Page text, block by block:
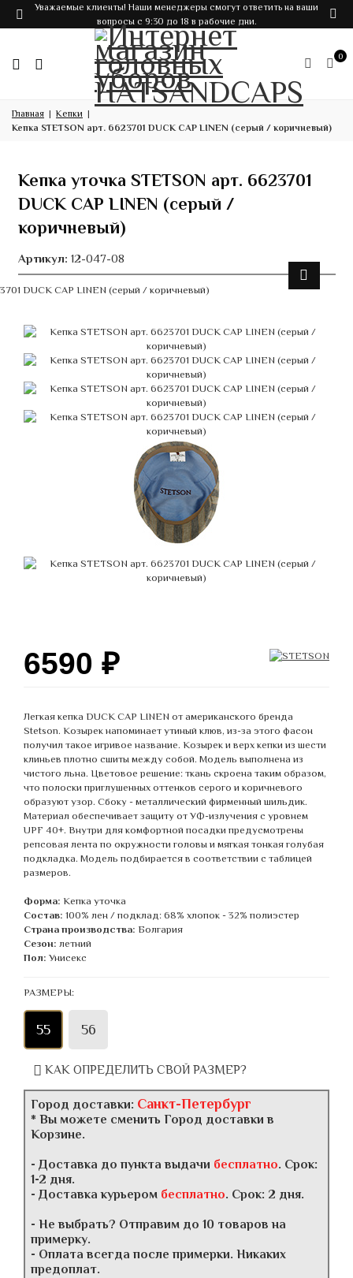
Уважаемые клиенты! Наши менеджеры смогут ответить на ваши
вопросы с 9:30 до 18 в рабочие дни.
0
Главная
Кепки
Кепка STETSON арт. 6623701 DUCK CAP LINEN (серый / коричневый)
Кепка уточка STETSON арт. 6623701
DUCK CAP LINEN (серый /
коричневый)
Артикул: 12-047-08
6590 ₽
Легкая кепка DUCK CAP LINEN от американского бренда
Stetson. Козырек напоминает утиный клюв, из-за этого фасон
получил такое игривое название. Козырек и верх кепки из шести
клиньев плотно сшиты между собой. Модель выполнена из
чистого льна. Цветовое решение: ткань скроена таким образом,
что полоски приглушенных оттенков серого и коричневого
образуют узор. Сбоку - металлический фирменный шильдик.
Материал обеспечивает защиту от УФ-излучения с уровнем
UPF 40+. Внутри для комфортной посадки предусмотрены
репсовая лента по окружности головы и мягкая тонкая голубая
подкладка. Модель подбирается в соответствии с таблицей
размеров.
Форма: Кепка уточка
Состав: 100% лен / подклад: 68% хлопок - 32% полиэстер
Страна производства: Болгария
Сезон: летний
Пол: Унисекс
РАЗМЕРЫ:
55 56
КАК ОПРЕДЕЛИТЬ СВОЙ РАЗМЕР?
Город доставки: Санкт-Петербург
* Вы можете сменить Город доставки в
Корзине.
- Доставка до пункта выдачи бесплатно. Срок:
1-2 дня.
- Доставка курьером бесплатно. Срок: 2 дня.
- Не выбрать? Отправим до 10 товаров на
примерку.
- Оплата всегда после примерки. Никаких
предоплат.